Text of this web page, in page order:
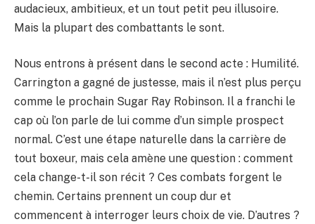
audacieux, ambitieux, et un tout petit peu illusoire.
Mais la plupart des combattants le sont.
Nous entrons à présent dans le second acte : Humilité.
Carrington a gagné de justesse, mais il n’est plus perçu
comme le prochain Sugar Ray Robinson. Il a franchi le
cap où l’on parle de lui comme d’un simple prospect
normal. C’est une étape naturelle dans la carrière de
tout boxeur, mais cela amène une question : comment
cela change-t-il son récit ? Ces combats forgent le
chemin. Certains prennent un coup dur et
commencent à interroger leurs choix de vie. D’autres ?